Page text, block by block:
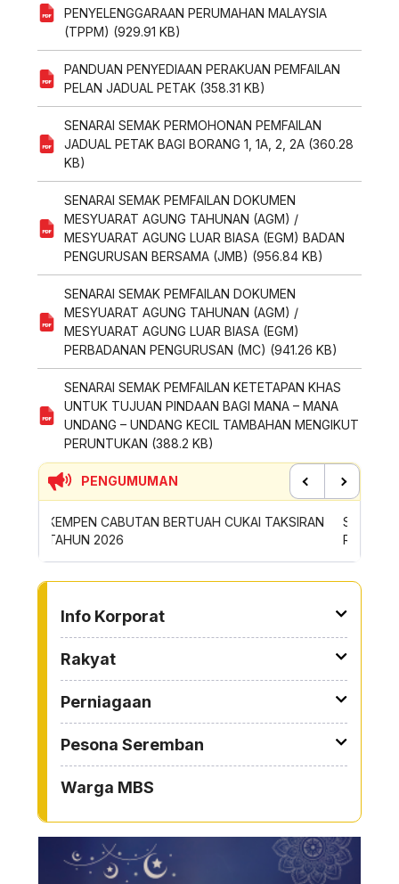
PENYELENGGARAAN PERUMAHAN MALAYSIA
(TPPM) (929.91 KB)
PANDUAN PENYEDIAAN PERAKUAN PEMFAILAN
PELAN JADUAL PETAK (358.31 KB)
SENARAI SEMAK PERMOHONAN PEMFAILAN
JADUAL PETAK BAGI BORANG 1, 1A, 2, 2A (360.28
KB)
SENARAI SEMAK PEMFAILAN DOKUMEN
MESYUARAT AGUNG TAHUNAN (AGM) /
MESYUARAT AGUNG LUAR BIASA (EGM) BADAN
PENGURUSAN BERSAMA (JMB) (956.84 KB)
SENARAI SEMAK PEMFAILAN DOKUMEN
MESYUARAT AGUNG TAHUNAN (AGM) /
MESYUARAT AGUNG LUAR BIASA (EGM)
PERBADANAN PENGURUSAN (MC) (941.26 KB)
SENARAI SEMAK PEMFAILAN KETETAPAN KHAS
UNTUK TUJUAN PINDAAN BAGI MANA – MANA
UNDANG – UNDANG KECIL TAMBAHAN MENGIKUT
PERUNTUKAN (388.2 KB)
PENGUMUMAN
SUMBANGAN INSENTIF AKTIVITI GOTONG-
ROYONG MBS TAHUN 2026
Info Korporat
Rakyat
Perniagaan
Pesona Seremban
Warga MBS